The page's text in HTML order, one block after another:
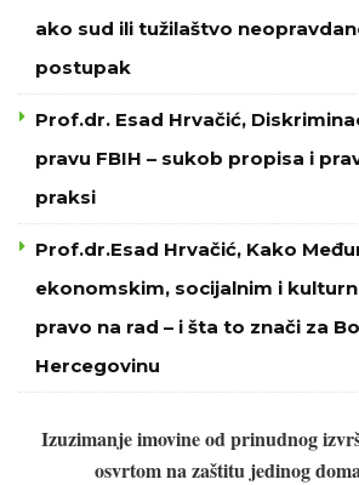
ako sud ili tužilaštvo
postupak
Prof.dr. Esad Hrvačić,
pravu FBIH – sukob propisa i
praksi
Prof.dr.Esad Hrvačić, Kako
ekonomskim, socijalnim i
pravo na rad – i šta to znači za
Hercegovinu
Izuzimanje imovine od prinudnog
osvrtom na zaštitu jedinog